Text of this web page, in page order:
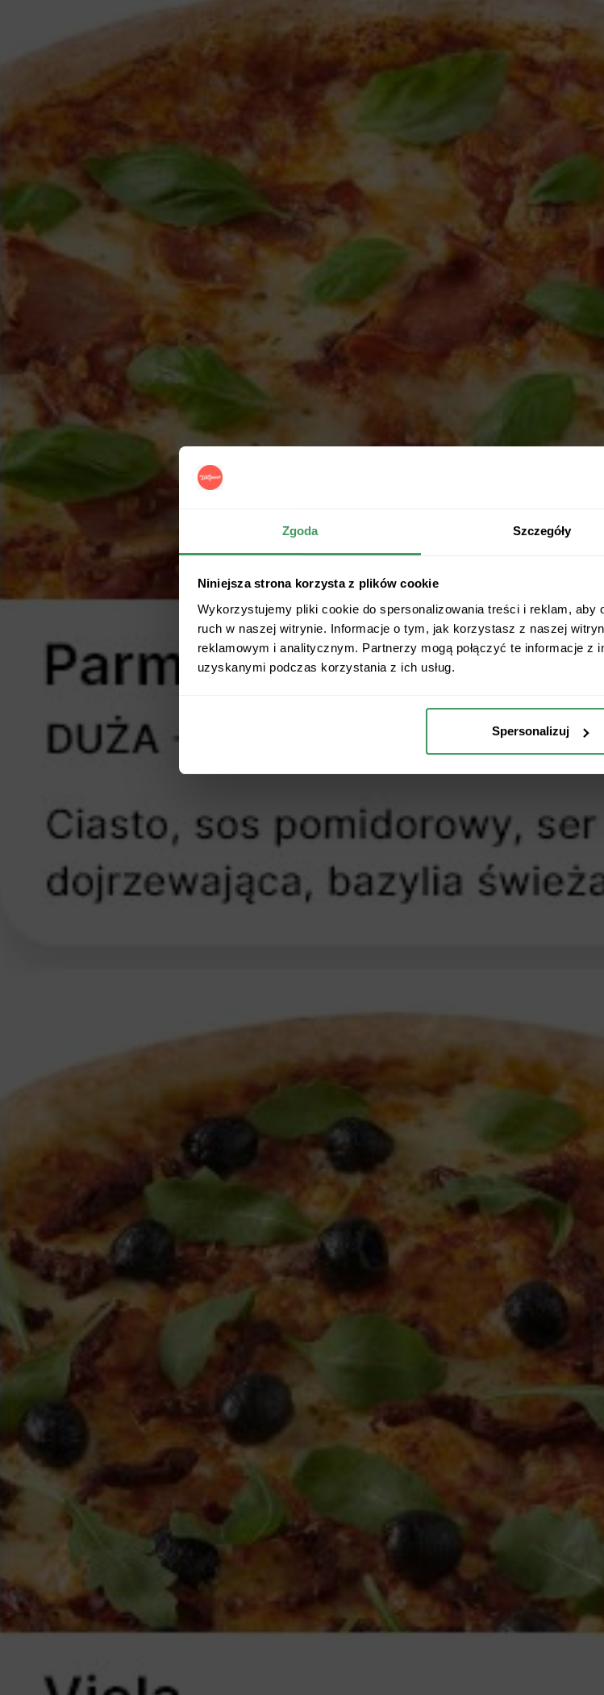
Zgoda Szczegóły
Niniejsza strona korzysta z plików cookie
Wykorzystujemy pliki cookie do spersonalizowania treści i reklam, aby
ruch w naszej witrynie. Informacje o tym, jak korzystasz z naszej
reklamowym i analitycznym. Partnerzy mogą połączyć te informacje z
uzyskanymi podczas korzystania z ich usług.
Spersonalizuj